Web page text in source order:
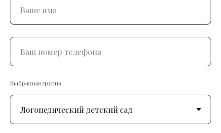
Выбранная группа